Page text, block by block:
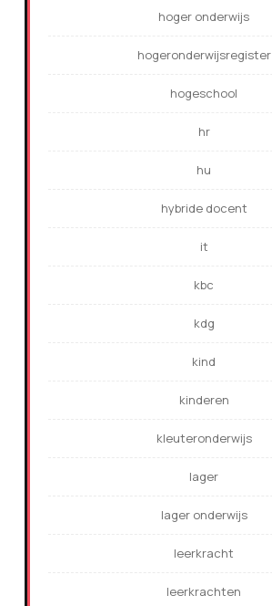
hoger onderwijs
hogeronderwijsregister
hogeschool
hr
hu
hybride docent
it
kbc
kdg
kind
kinderen
kleuteronderwijs
lager
lager onderwijs
leerkracht
leerkrachten